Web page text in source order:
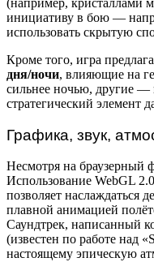
инициативу в бою —
использовать скрытую
Кроме того, игра
дня/ночи, влияющие на
сильнее ночью, другие —
стратегический элемент
Графика, звук,
Несмотря на браузерный
Использование WebGL
позволяет наслаждаться
плавной анимацией
Саундтрек, написанный
(известен по работе над
настоящему эпическую